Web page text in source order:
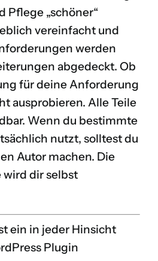
Pflege „schöner“
vereinfacht und
werden
abgedeckt. Ob
für deine Anforderung
ausprobieren. Alle Teile
Wenn du bestimmte
nutzt, solltest du
Autor machen. Die
wird dir selbst
ein in jeder Hinsicht
Plugin